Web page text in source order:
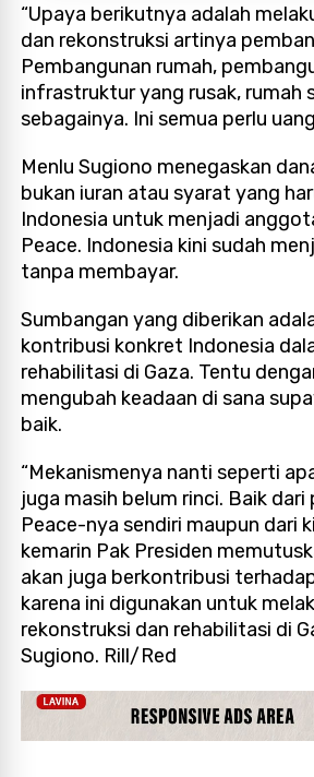
“Upaya berikutnya adalah
dan rekonstruksi artinya
Pembangunan rumah,
infrastruktur yang rusak, rumah
sebagainya. Ini semua perlu
Menlu Sugiono menegaskan
bukan iuran atau syarat yang
Indonesia untuk menjadi
Peace. Indonesia kini sudah
tanpa membayar.
Sumbangan yang diberikan
kontribusi konkret Indonesia
rehabilitasi di Gaza. Tentu
mengubah keadaan di sana
baik.
“Mekanismenya nanti seperti
juga masih belum rinci. Baik
Peace-nya sendiri maupun dari
kemarin Pak Presiden
akan juga berkontribusi
karena ini digunakan untuk
rekonstruksi dan rehabilitasi di
Sugiono. Rill/Red